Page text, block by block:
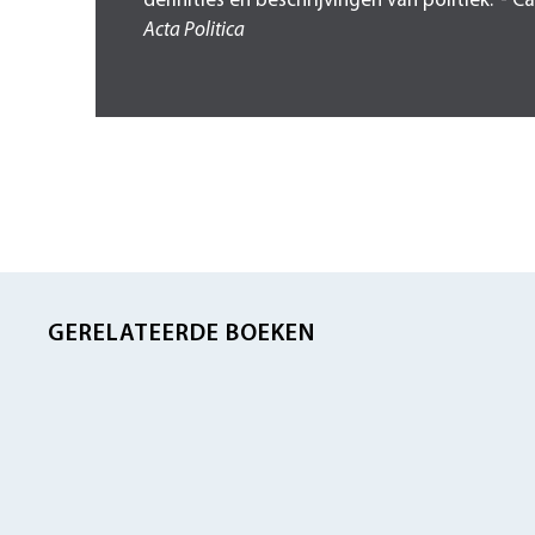
Acta Politica
GERELATEERDE BOEKEN